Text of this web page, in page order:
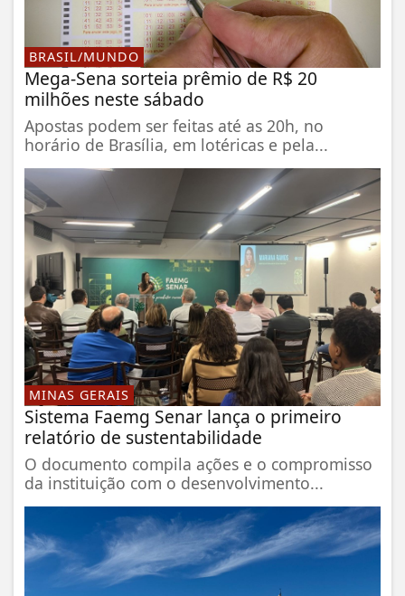
BRASIL/MUNDO
Mega-Sena sorteia prêmio de R$ 20
milhões neste sábado
Apostas podem ser feitas até as 20h, no
horário de Brasília, em lotéricas e pela...
MINAS GERAIS
Sistema Faemg Senar lança o primeiro
relatório de sustentabilidade
O documento compila ações e o compromisso
da instituição com o desenvolvimento...